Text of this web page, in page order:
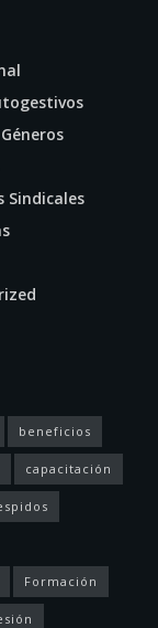
Sindicales
beneficios
capacitación
Formación